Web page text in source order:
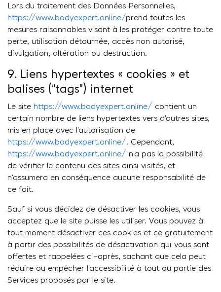
Lors du traitement des Données Personnelles,
https://www.bodyexpert.online/prend toutes les
mesures raisonnables visant à les protéger contre toute
perte, utilisation détournée, accès non autorisé,
divulgation, altération ou destruction.
9. Liens hypertextes « cookies » et
balises (“tags”) internet
Le site https://www.bodyexpert.online/ contient un
certain nombre de liens hypertextes vers d’autres sites,
mis en place avec l’autorisation de
https://www.bodyexpert.online/. Cependant,
https://www.bodyexpert.online/ n’a pas la possibilité
de vérifier le contenu des sites ainsi visités, et
n’assumera en conséquence aucune responsabilité de
ce fait.
Sauf si vous décidez de désactiver les cookies, vous
acceptez que le site puisse les utiliser. Vous pouvez à
tout moment désactiver ces cookies et ce gratuitement
à partir des possibilités de désactivation qui vous sont
offertes et rappelées ci-après, sachant que cela peut
réduire ou empêcher l’accessibilité à tout ou partie des
Services proposés par le site.